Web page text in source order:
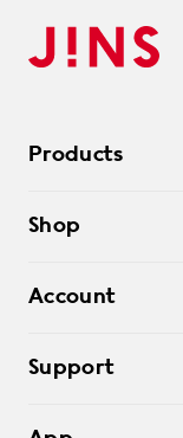
Products
サングラス
コンタクトレンズ
アクセサリー
Shop
オンラインショップ
Account
ログアウト
Support